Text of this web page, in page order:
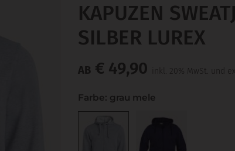
KAPUZEN
SILBER LUREX
AB € 49,90 inkl. 20% MwSt. und
Farbe: grau mele